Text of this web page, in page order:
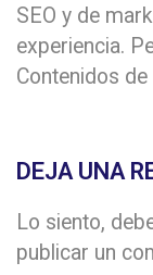
SEO y de
experiencia.
Contenidos
DEJA UNA
Lo siento,
publicar un